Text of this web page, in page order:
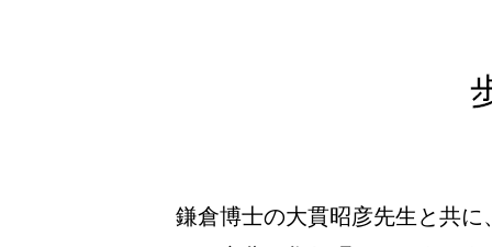
鎌倉博士の大貫昭彦先生と共